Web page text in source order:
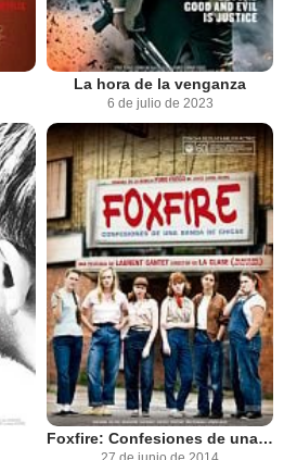
La hora de la venganza
6 de julio de 2023
Foxfire: Confesiones de una banda de chicas